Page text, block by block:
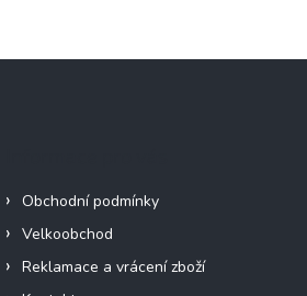
Obchodní podmínky
Velkoobchod
Reklamace a vrácení zboží